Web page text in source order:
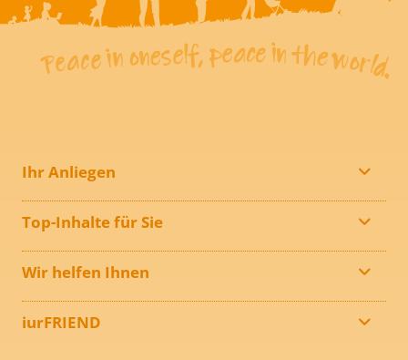
Ihr Anliegen
Top-Inhalte für Sie
Wir helfen Ihnen
iurFRIEND